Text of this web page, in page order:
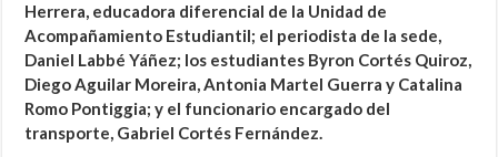
Herrera, educadora diferencial de la Unidad de
Acompañamiento Estudiantil; el periodista de la sede,
Daniel Labbé Yáñez; los estudiantes Byron Cortés Quiroz,
Diego Aguilar Moreira, Antonia Martel Guerra y Catalina
Romo Pontiggia; y el funcionario encargado del
transporte, Gabriel Cortés Fernández.